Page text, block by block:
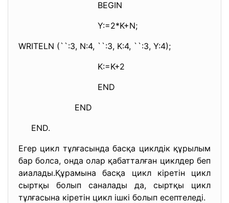
BEGIN
Y:=2*K+N;
WRITELN (``:3, N:4, ``:3, K:4, ``:3, Y:4);
K:=K+2
END
END
END.
Егер цикл тұлғасында басқа циклдік құрылым
бар болса, онда олар қабатталған циклдер беп
аиалады.Құрамына басқа цикл кіретін цикл
сыртқы болып саналады да, сыртқы цикл
тұлғасына кіретін цикл ішкі болып есептеледі.